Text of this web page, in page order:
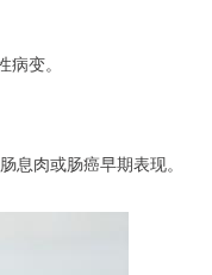
变。
息肉或肠癌早期表现。